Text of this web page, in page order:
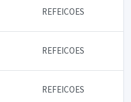
REFEICOES
REFEICOES
REFEICOES